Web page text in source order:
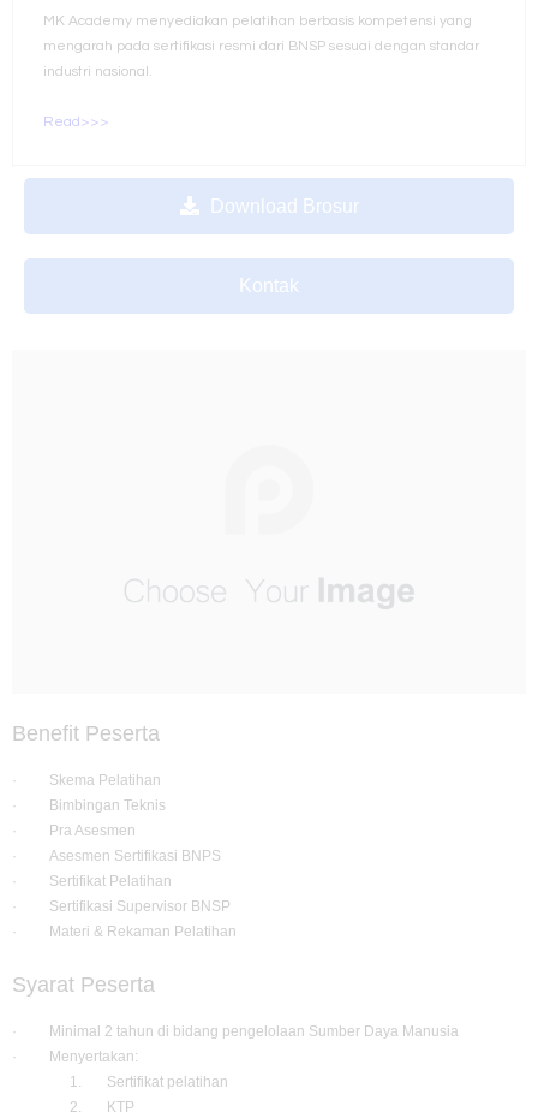
MK Academy menyediakan pelatihan berbasis kompetensi yang
mengarah pada sertifikasi resmi dari BNSP sesuai dengan standar
industri nasional.
Read>>>
Download Brosur
Kontak
Benefit Peserta
· Skema Pelatihan
· Bimbingan Teknis
· Pra Asesmen
· Asesmen Sertifikasi BNPS
· Sertifikat Pelatihan
· Sertifikasi Supervisor BNSP
· Materi & Rekaman Pelatihan
Syarat Peserta
· Minimal 2 tahun di bidang pengelolaan Sumber Daya Manusia
· Menyertakan:
1. Sertifikat pelatihan
2. KTP